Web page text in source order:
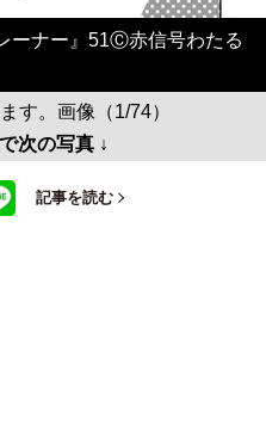
ーナー』51Ⓒ赤信号わたる
す。画像（1/74）
次の写真 ↓
記事を読む